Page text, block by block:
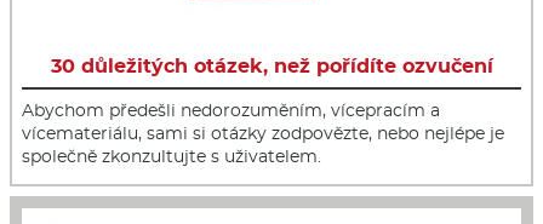
30 důležitých otázek, než pořídíte ozvučení
Abychom předešli nedorozuměním, vícepracím a
vícemateriálu, sami si otázky zodpovězte, nebo nejlépe je
společně zkonzultujte s uživatelem.